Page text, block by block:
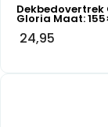
Dekbedovertrek
Gloria Maat:
24,95